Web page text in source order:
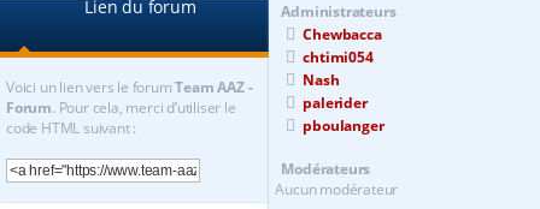
Lien du forum
Voici un lien vers le forumTeam AAZ -
Forum. Pour cela, merci d’utiliser le
code HTML suivant :
Administrateurs
Chewbacca
chtimi054
Nash
palerider
pboulanger
Modérateurs
Aucun modérateur